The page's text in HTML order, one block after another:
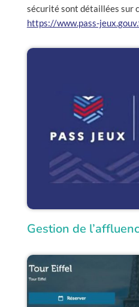
sécurité sont détaillées sur
https://www.pass-
Gestion de